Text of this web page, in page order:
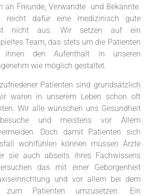
an Freunde, Verwandte und Bekannte.
reicht dafür eine medizinisch gute
nicht aus. Wir setzen auf ein
Team, das stets um die Patienten
den Aufenthalt in unseren
wie möglich gestaltet.
Patienten sind grundsätzlich
waren in unserem Leben schon oft
Wir alle wünschen uns Gesundheit
und meistens vor Allem
Doch damit Patienten sich
wohlfühlen können müssen Ärzte
sie auch abseits ihres Fachwissens
das mit einer Geborgenheit
und vor allem bei dem
zum Patienten umzusetzen. Ein